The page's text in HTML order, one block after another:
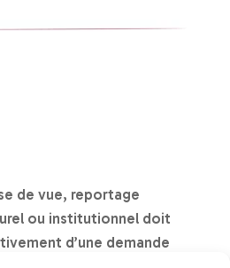
de vue, reportage
ou institutionnel doit
d’une demande